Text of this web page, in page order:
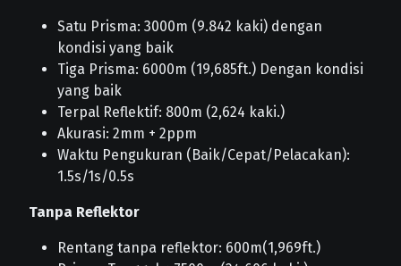
Satu Prisma: 3000m (9.842 kaki) dengan
kondisi yang baik
Tiga Prisma: 6000m (19,685ft.) Dengan kondisi
yang baik
Terpal Reflektif: 800m (2,624 kaki.)
Akurasi: 2mm + 2ppm
Waktu Pengukuran (Baik/Cepat/Pelacakan):
1.5s/1s/0.5s
Tanpa Reflektor
Rentang tanpa reflektor: 600m(1,969ft.)